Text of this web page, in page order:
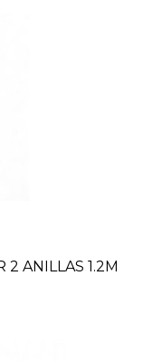
2 ANILLAS 1.2M